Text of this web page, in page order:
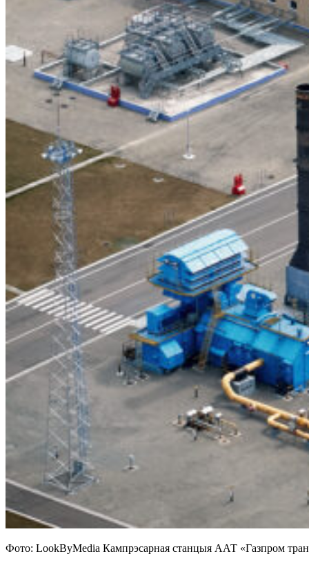
Фото: LookByMedia Кампрэсарная станцыя ААТ «Газпром